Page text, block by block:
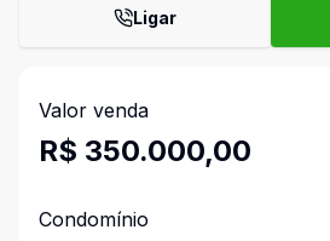
Ligar
Valor venda
R$ 350.000,00
Condomínio